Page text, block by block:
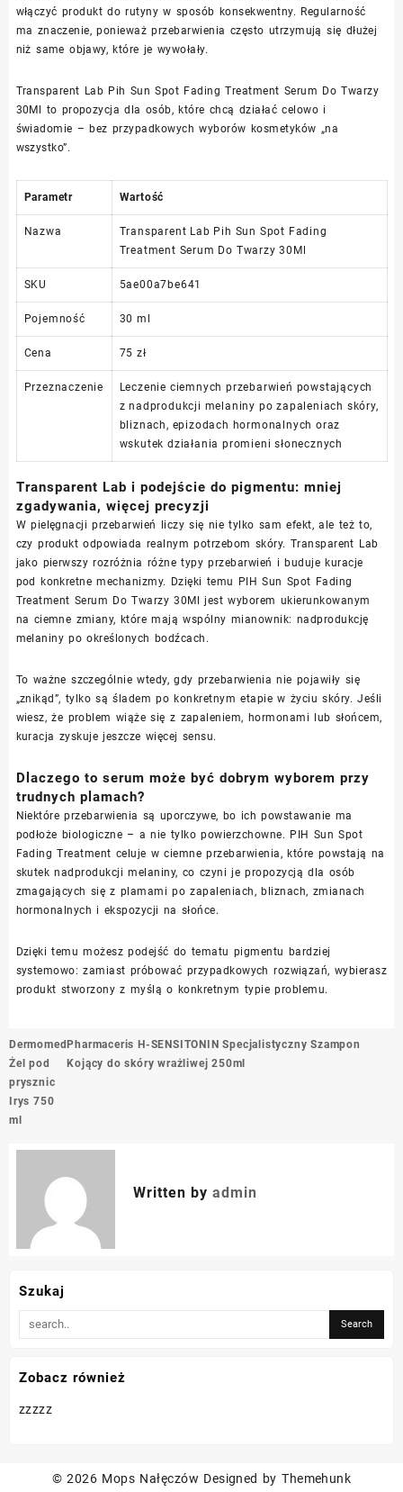
włączyć produkt do rutyny w sposób konsekwentny. Regularność
ma znaczenie, ponieważ przebarwienia często utrzymują się dłużej
niż same objawy, które je wywołały.
Transparent Lab Pih Sun Spot Fading Treatment Serum Do Twarzy
30Ml to propozycja dla osób, które chcą działać celowo i
świadomie – bez przypadkowych wyborów kosmetyków „na
wszystko”.
Parametr Wartość
Nazwa
Transparent Lab Pih Sun Spot Fading
Treatment Serum Do Twarzy 30Ml
SKU 5ae00a7be641
Pojemność 30 ml
Cena 75 zł
Przeznaczenie
Leczenie ciemnych przebarwień powstających
z nadprodukcji melaniny po zapaleniach skóry,
bliznach, epizodach hormonalnych oraz
wskutek działania promieni słonecznych
Transparent Lab i podejście do pigmentu: mniej
zgadywania, więcej precyzji
W pielęgnacji przebarwień liczy się nie tylko sam efekt, ale też to,
czy produkt odpowiada realnym potrzebom skóry. Transparent Lab
jako pierwszy rozróżnia różne typy przebarwień i buduje kuracje
pod konkretne mechanizmy. Dzięki temu PIH Sun Spot Fading
Treatment Serum Do Twarzy 30Ml jest wyborem ukierunkowanym
na ciemne zmiany, które mają wspólny mianownik: nadprodukcję
melaniny po określonych bodźcach.
To ważne szczególnie wtedy, gdy przebarwienia nie pojawiły się
„znikąd”, tylko są śladem po konkretnym etapie w życiu skóry. Jeśli
wiesz, że problem wiąże się z zapaleniem, hormonami lub słońcem,
kuracja zyskuje jeszcze więcej sensu.
Dlaczego to serum może być dobrym wyborem przy
trudnych plamach?
Niektóre przebarwienia są uporczywe, bo ich powstawanie ma
podłoże biologiczne – a nie tylko powierzchowne. PIH Sun Spot
Fading Treatment celuje w ciemne przebarwienia, które powstają na
skutek nadprodukcji melaniny, co czyni je propozycją dla osób
zmagających się z plamami po zapaleniach, bliznach, zmianach
hormonalnych i ekspozycji na słońce.
Dzięki temu możesz podejść do tematu pigmentu bardziej
systemowo: zamiast próbować przypadkowych rozwiązań, wybierasz
produkt stworzony z myślą o konkretnym typie problemu.
Nawigacja
wpisu
Dermomed
Żel pod
prysznic
Irys 750
ml
Pharmaceris H-SENSITONIN Specjalistyczny Szampon
Kojący do skóry wrażliwej 250ml
Written by admin
Szukaj
Zobacz również
zzzzz
© 2026 Mops Nałęczów Designed by Themehunk